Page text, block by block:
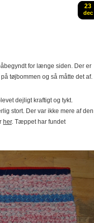
23
dec
for længe siden. Der er
tøjbommen og så måtte det af.
dejligt kraftigt og tykt.
stort. Der var ikke mere af den
her. Tæppet har fundet